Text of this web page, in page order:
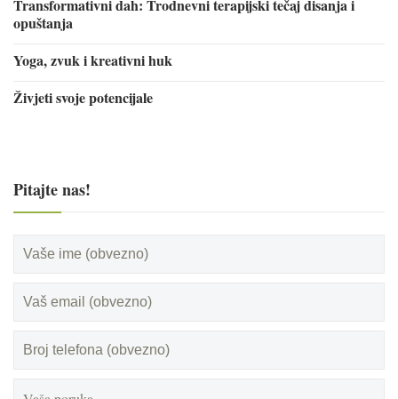
Transformativni dah: Trodnevni terapijski tečaj disanja i
opuštanja
Yoga, zvuk i kreativni huk
Živjeti svoje potencijale
Pitajte nas!